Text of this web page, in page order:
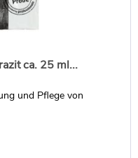
ca. 25 ml...
und Pflege von